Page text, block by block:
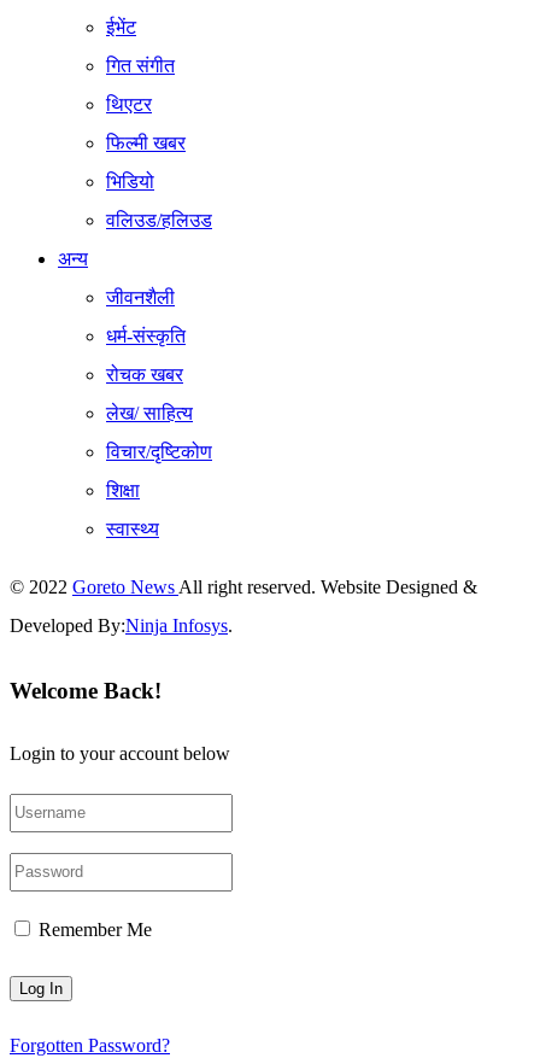
ईभेंट
गित संगीत
थिएटर
फिल्मी खबर
भिडियो
वलिउड/हलिउड
अन्य
जीवनशैली
धर्म-संस्कृति
रोचक खबर
लेख/ साहित्य
विचार/दृष्टिकोण
शिक्षा
स्वास्थ्य
© 2022 Goreto News All right reserved. Website Designed &
Developed By:Ninja Infosys.
Welcome Back!
Login to your account below
Remember Me
Forgotten Password?